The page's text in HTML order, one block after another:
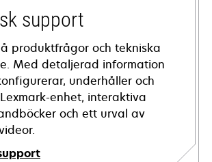
support
produktfrågor och tekniska
Med detaljerad information
underhåller och
enhet, interaktiva
och ett urval av